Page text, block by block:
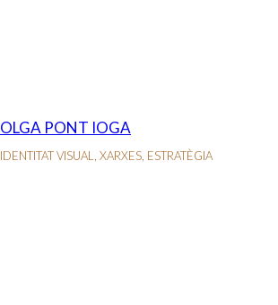
OLGA PONT IOGA
IDENTITAT VISUAL, XARXES, ESTRATÈGIA